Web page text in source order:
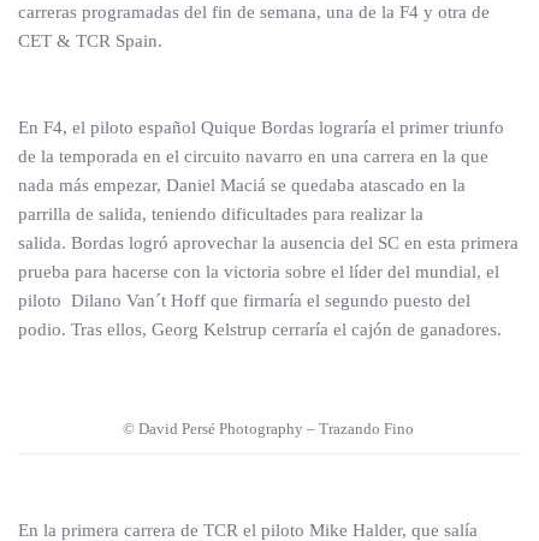
carreras programadas del fin de semana, una de la F4 y otra de
CET & TCR Spain.
En F4, el piloto español Quique Bordas lograría el primer triunfo
de la temporada en el circuito navarro en una carrera en la que
nada más empezar, Daniel Maciá se quedaba atascado en la
parrilla de salida, teniendo dificultades para realizar la
salida. Bordas logró aprovechar la ausencia del SC en esta primera
prueba para hacerse con la victoria sobre el líder del mundial, el
piloto Dilano Van´t Hoff que firmaría el segundo puesto del
podio. Tras ellos, Georg Kelstrup cerraría el cajón de ganadores.
© David Persé Photography – Trazando Fino
En la primera carrera de TCR el piloto Mike Halder, que salía